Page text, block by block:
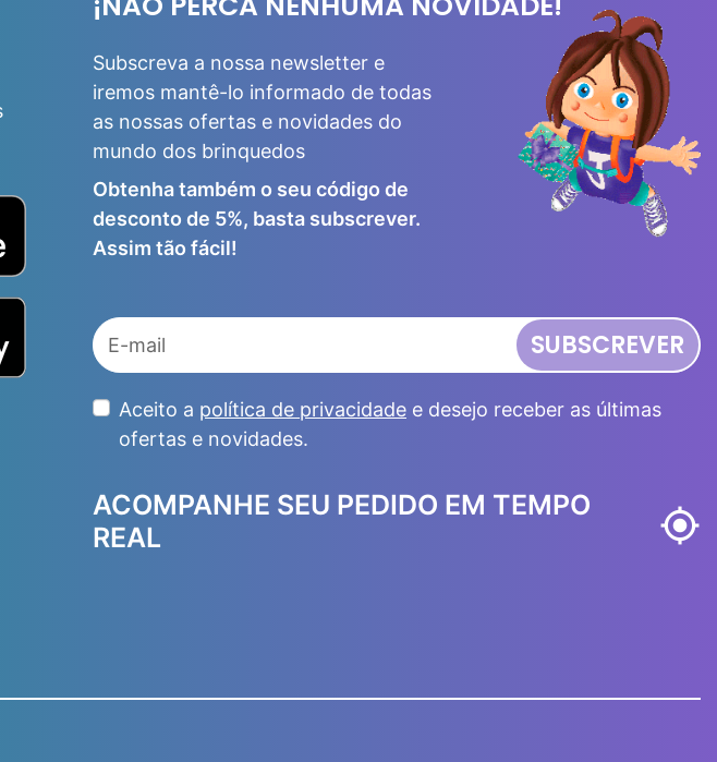
Subscreva a nossa newsletter e
iremos mantê-lo informado de todas
as nossas ofertas e novidades do
mundo dos brinquedos
Obtenha também o seu código de
desconto de 5%, basta subscrever.
Assim tão fácil!
SUBSCREVER
Aceito a política de privacidade e desejo receber as últimas
ofertas e novidades.
ACOMPANHE SEU PEDIDO EM TEMPO
REAL
my_location